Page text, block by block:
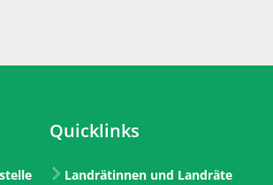
Quicklinks
Landrätinnen und Landräte